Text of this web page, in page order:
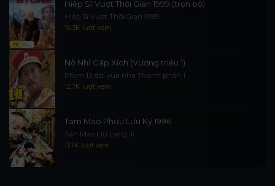
Hiệp Sĩ Vượt Thời Gian 1999 (trọn bộ)
Hiệp Sĩ Vượt Thời Gian 1999
16.3K lượt xem
Nỗ Nhĩ Cáp Xích (Vương triều 1)
Phim 13 đời vua nhà Thanh phần 1
12.7K lượt xem
Tam Mao Phưu Lưu Ký 1996
San Mao Liu Lang Ji
11.7K lượt xem